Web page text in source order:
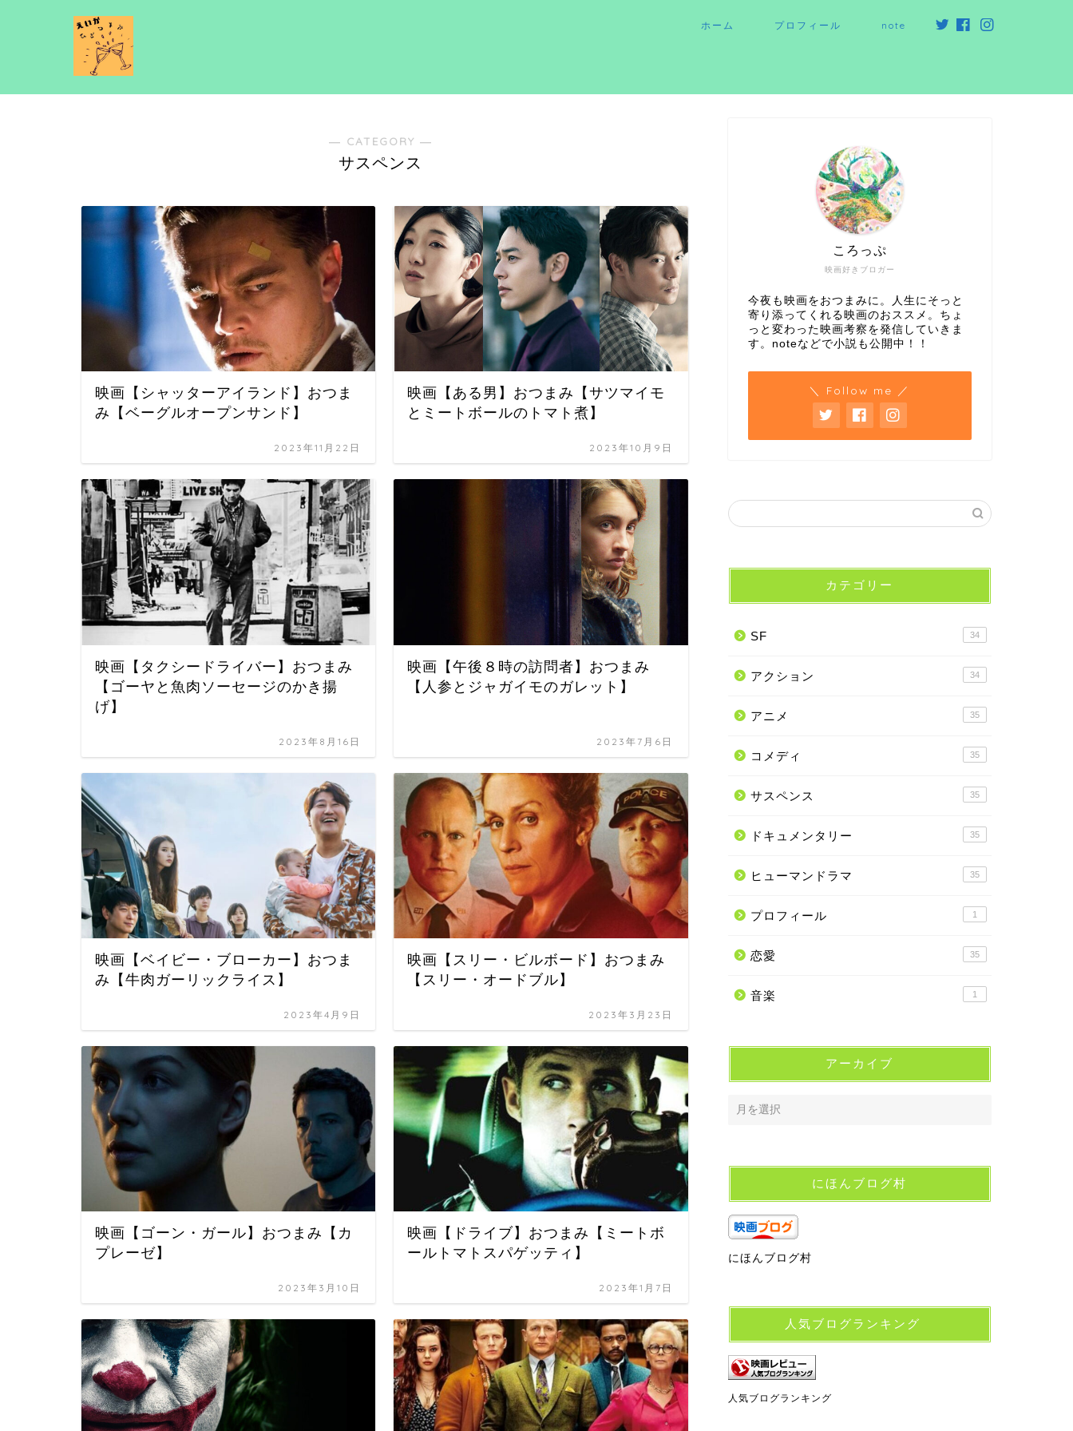
ホーム プロフィール note
― CATEGORY ―
サスペンス
映画【シャッターアイランド】おつま
み【ベーグルオープンサンド】
2023年11月22日
映画【ある男】おつまみ【サツマイモ
とミートボールのトマト煮】
2023年10月9日
映画【タクシードライバー】おつまみ
【ゴーヤと魚肉ソーセージのかき揚
げ】
2023年8月16日
映画【午後８時の訪問者】おつまみ
【人参とジャガイモのガレット】
2023年7月6日
映画【ベイビー・ブローカー】おつま
み【牛肉ガーリックライス】
2023年4月9日
映画【スリー・ビルボード】おつまみ
【スリー・オードブル】
2023年3月23日
映画【ゴーン・ガール】おつまみ【カ
プレーゼ】
2023年3月10日
映画【ドライブ】おつまみ【ミートボ
ールトマトスパゲッティ】
2023年1月7日
映画好きブロガー
ころっぷ
今夜も映画をおつまみに。人生にそっと
寄り添ってくれる映画のおススメ。ちょ
っと変わった映画考察を発信していきま
す。noteなどで小説も公開中！！
＼ Follow me ／
カテゴリー
SF 34
アクション 34
アニメ 35
コメディ 35
サスペンス 35
ドキュメンタリー 35
ヒューマンドラマ 35
プロフィール 1
恋愛 35
音楽 1
アーカイブ
にほんブログ村
にほんブログ村
人気ブログランキング
人気ブログランキング